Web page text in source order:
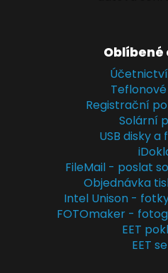
Oblíbené
Registrační
Solární
USB disky a
FileMail - poslat
Objednávka
Intel Unison -
FOTOmaker -
EET
EET